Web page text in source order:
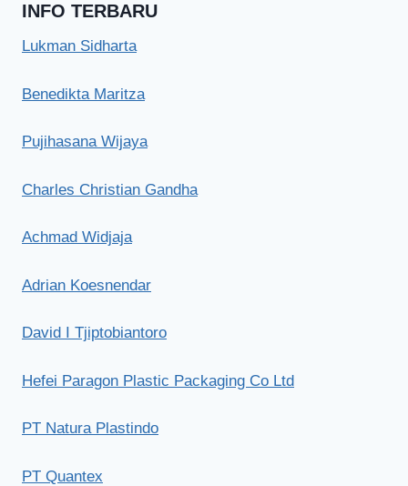
INFO TERBARU
Lukman Sidharta
Benedikta Maritza
Pujihasana Wijaya
Charles Christian Gandha
Achmad Widjaja
Adrian Koesnendar
David I Tjiptobiantoro
Hefei Paragon Plastic Packaging Co Ltd
PT Natura Plastindo
PT Quantex